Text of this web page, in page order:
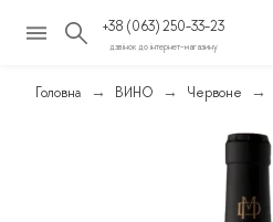
+38 (063) 250-33-23
дзвінок до інтернет-магазину
Головна ВИНО Червоне